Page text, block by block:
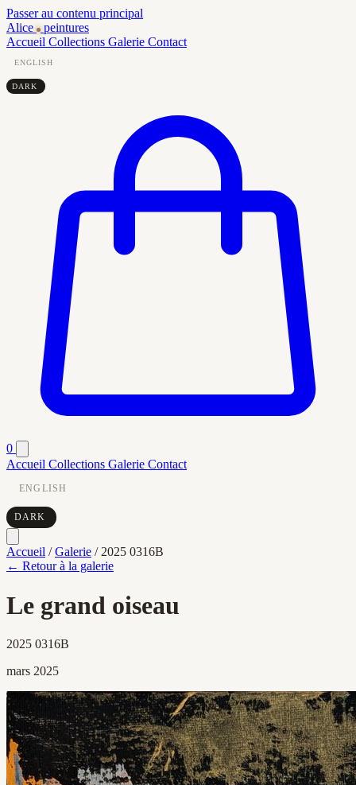
Passer au contenu principal
Alice
peintures
Accueil Collections Galerie Contact
ENGLISH
DARK
0
Accueil Collections Galerie Contact
ENGLISH
DARK
Accueil / Galerie / 2025 0316B
← Retour à la galerie
Le grand oiseau
2025 0316B
mars 2025